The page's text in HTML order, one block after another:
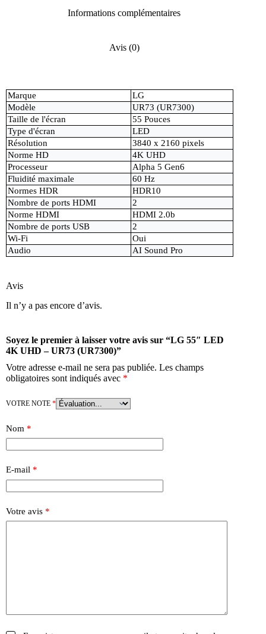
Informations complémentaires
Avis (0)
Marque
LG
Modèle
UR73 (UR7300)
Taille de l'écran
55 Pouces
Type d'écran
LED
Résolution
3840 x 2160 pixels
Norme HD
4K UHD
Processeur
Alpha 5 Gen6
Fluidité maximale
60 Hz
Normes HDR
HDR10
Nombre de ports HDMI
2
Norme HDMI
HDMI 2.0b
Nombre de ports USB
2
Wi-Fi
Oui
Audio
AI Sound Pro
Avis
Il n’y a pas encore d’avis.
Soyez le premier à laisser votre avis sur “LG 55″ LED
4K UHD – UR73 (UR7300)”
Votre adresse e-mail ne sera pas publiée. Les champs
obligatoires sont indiqués avec *
VOTRE NOTE *
Nom *
E-mail *
Votre avis *